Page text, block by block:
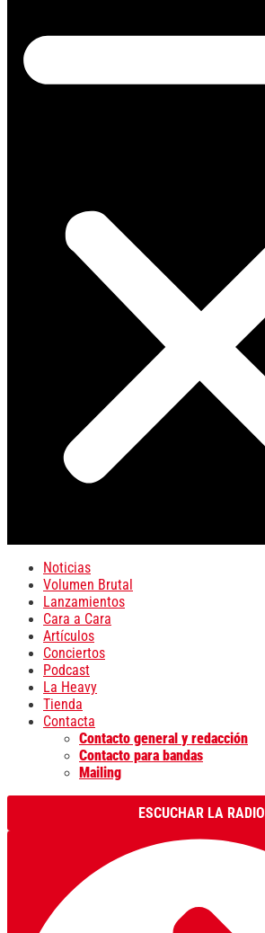
Noticias
Volumen Brutal
Lanzamientos
Cara a Cara
Artículos
Conciertos
Podcast
La Heavy
Tienda
Contacta
Contacto general y redacción
Contacto para bandas
Mailing
ESCUCHAR LA RADIO